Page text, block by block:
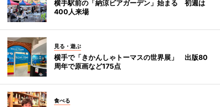
横手駅前の「納涼ビアガーデン」始まる 初週は
400人来場
見る・遊ぶ
横手で「きかんしゃトーマスの世界展」 出版80
周年で原画など175点
食べる